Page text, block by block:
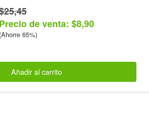
Precio de venta: $8,90
(Ahorre 65%)
Añadir al carrito